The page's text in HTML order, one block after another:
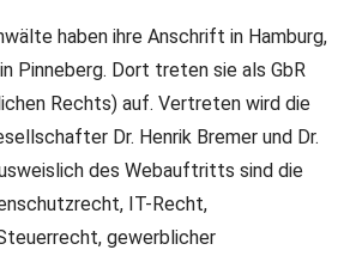
haben ihre Anschrift in Hamburg,
Pinneberg. Dort treten sie als GbR
Rechts) auf. Vertreten wird die
Dr. Henrik Bremer und Dr.
des Webauftritts sind die
IT-Recht,
gewerblicher